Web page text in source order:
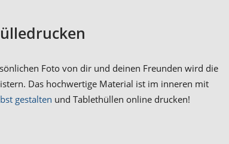
Foto von dir und deinen Freunden wird die
Das hochwertige Material ist im inneren mit
gestalten und Tablethüllen online drucken!